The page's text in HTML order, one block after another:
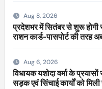
Aug 8, 2026
प्रदेशभर में सितंबर से शुरू होगी
राशन कार्ड-पासपोर्ट की तरह
Aug 6, 2026
विधायक यशोदा वर्मा के
सड़क एवं सिंचाई कार्यों को